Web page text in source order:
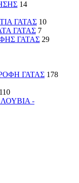
14
ΓΑΤΑΣ 10
ΓΑΤΑΣ 7
ΓΑΤΑΣ 29
ΓΑΤΑΣ 178
110
-